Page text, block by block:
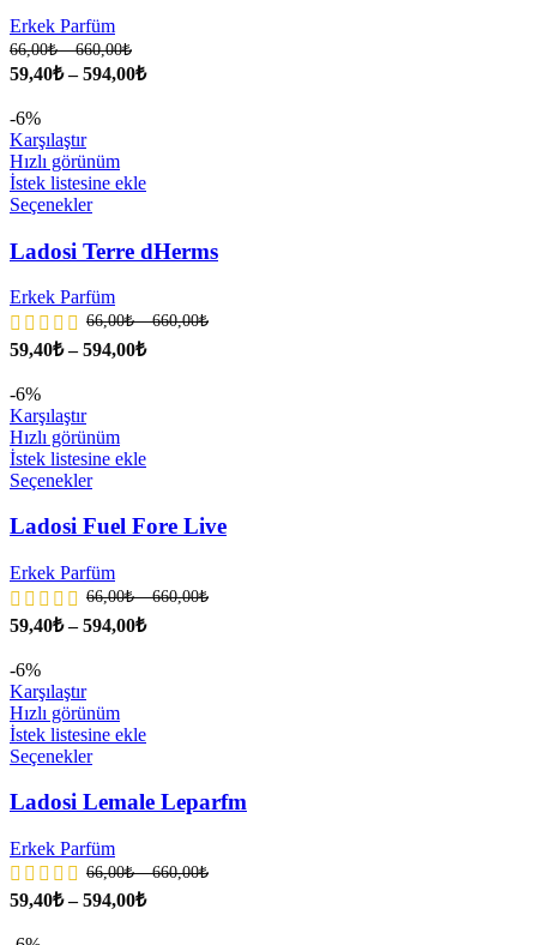
Erkek Parfüm
66,00₺ –660,00₺
59,40₺ –594,00₺
-6%
Karşılaştır
Hızlı görünüm
İstek listesine ekle
Seçenekler
Ladosi Terre dHerms
Erkek Parfüm
66,00₺ –660,00₺
59,40₺ –594,00₺
-6%
Karşılaştır
Hızlı görünüm
İstek listesine ekle
Seçenekler
Ladosi Fuel Fore Live
Erkek Parfüm
66,00₺ –660,00₺
59,40₺ –594,00₺
-6%
Karşılaştır
Hızlı görünüm
İstek listesine ekle
Seçenekler
Ladosi Lemale Leparfm
Erkek Parfüm
66,00₺ –660,00₺
59,40₺ –594,00₺